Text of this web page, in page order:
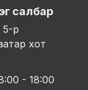
салбар
5-р
хот
- 18:00